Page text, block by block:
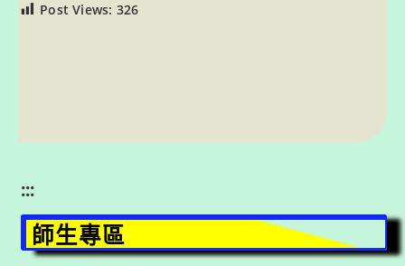
Post Views: 326
:::
師生專區